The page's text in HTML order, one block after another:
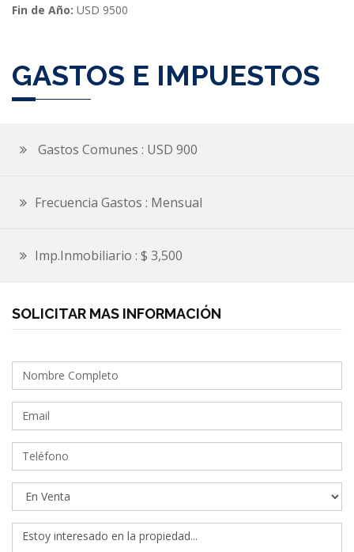
Fin de Año: USD 9500
GASTOS E IMPUESTOS
Gastos Comunes : USD 900
Frecuencia Gastos : Mensual
Imp.Inmobiliario : $ 3,500
SOLICITAR MAS INFORMACIÓN